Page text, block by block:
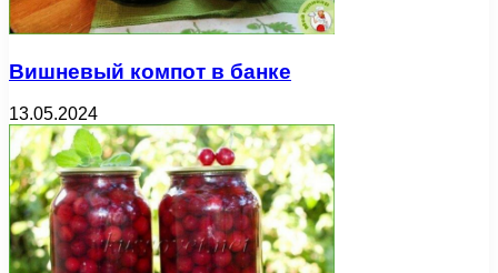
Вишневый компот в банке
13.05.2024